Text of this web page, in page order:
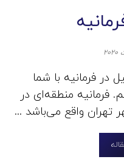
در فرمانیه با شما
فرمانیه منطقه‌ای در
واقع می‌باشد ...